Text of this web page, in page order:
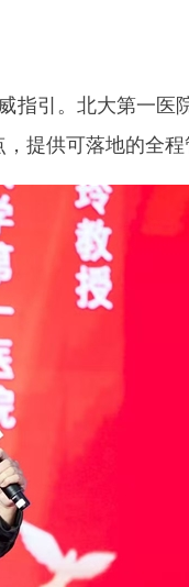
引。北大第一医
提供可落地的全程